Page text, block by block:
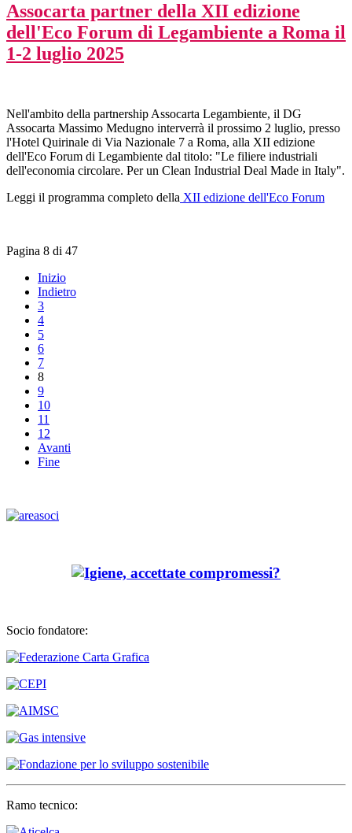
Assocarta partner della XII edizione
dell'Eco Forum di Legambiente a Roma il
1-2 luglio 2025
Nell'ambito della partnership Assocarta Legambiente, il DG
Assocarta Massimo Medugno interverrà il prossimo 2 luglio, presso
l'Hotel Quirinale di Via Nazionale 7 a Roma, alla XII edizione
dell'Eco Forum di Legambiente dal titolo: "Le filiere industriali
dell'economia circolare. Per un Clean Industrial Deal Made in Italy".
Leggi il programma completo della XII edizione dell'Eco Forum
Pagina 8 di 47
Inizio
Indietro
3
4
5
6
7
8
9
10
11
12
Avanti
Fine
Socio fondatore:
Ramo tecnico: